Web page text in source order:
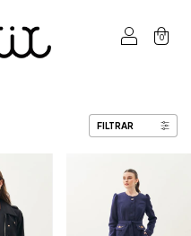
0
FILTRAR